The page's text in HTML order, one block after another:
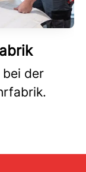
bei der